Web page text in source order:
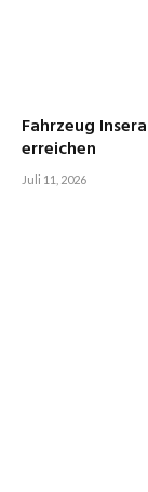
Fahrzeug
erreichen
Juli 11, 2026